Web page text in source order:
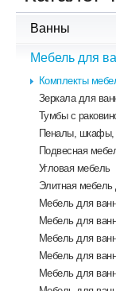
Ванны
Чугунные ванны
Акриловые
Гидромассажные
Ванны из литого
Экраны для
Комплектующие
Мебель для
Комплекты
Зеркала для
Тумбы с
Пеналы, шкафы,
Подвесная
Угловая мебель
Элитная мебель
Mебель для
Мебель для
Мебель для
Мебель для
Мебель для